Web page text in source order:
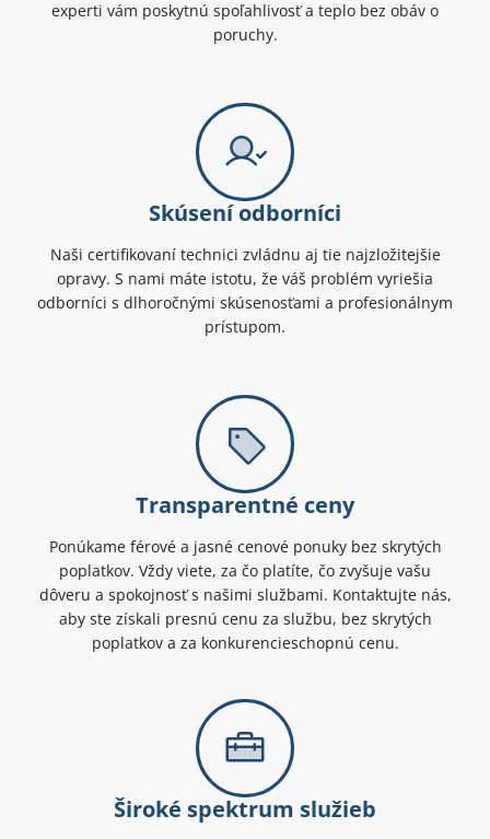
experti vám poskytnú spoľahlivosť a teplo bez obáv o
poruchy.
Skúsení odborníci
Naši certifikovaní technici zvládnu aj tie najzložitejšie
opravy. S nami máte istotu, že váš problém vyriešia
odborníci s dlhoročnými skúsenosťami a profesionálnym
prístupom.
Transparentné ceny
Ponúkame férové a jasné cenové ponuky bez skrytých
poplatkov. Vždy viete, za čo platíte, čo zvyšuje vašu
dôveru a spokojnosť s našimi službami. Kontaktujte nás,
aby ste získali presnú cenu za službu, bez skrytých
poplatkov a za konkurencieschopnú cenu.
Široké spektrum služieb